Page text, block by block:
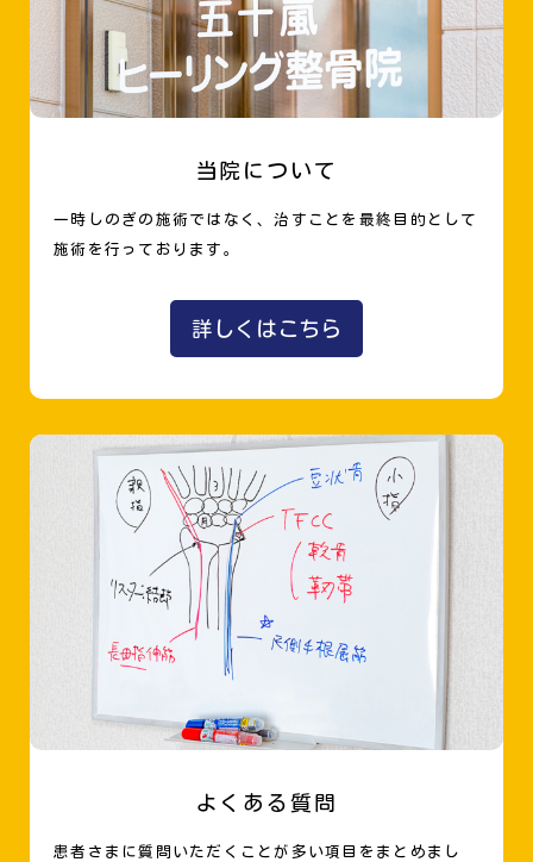
当院について
一時しのぎの施術ではなく、治すことを最終目的として
施術を行っております。
詳しくはこちら
よくある質問
患者さまに質問いただくことが多い項目をまとめまし